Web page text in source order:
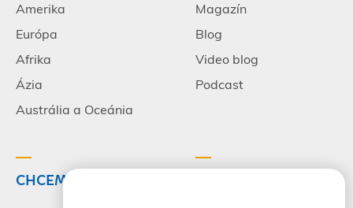
Amerika
Európa
Afrika
Ázia
Austrália a Oceánia
Magazín
Blog
Video blog
Podcast
CHCEM CESTOVAŤ